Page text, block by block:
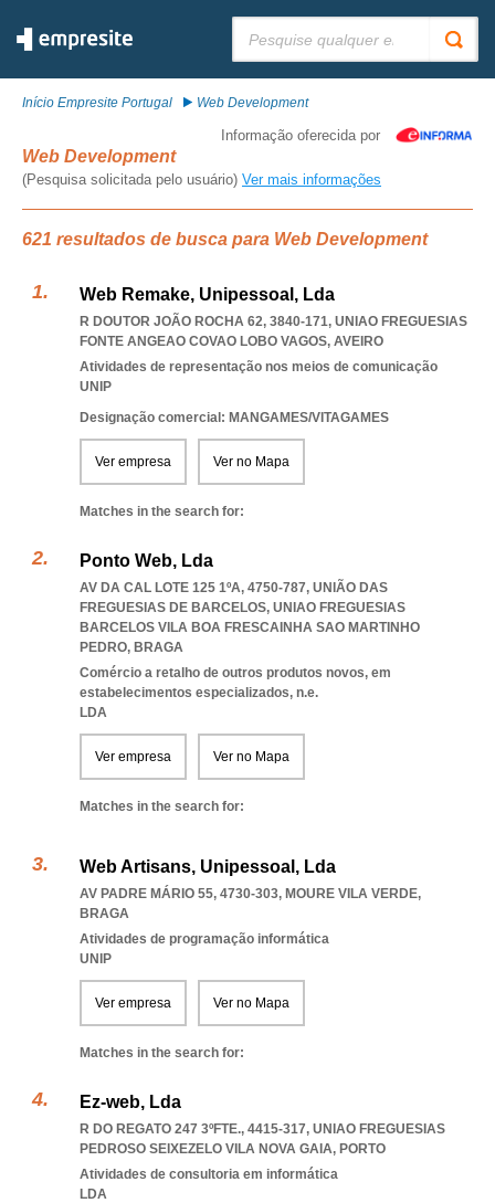
Início Empresite Portugal Web Development
Informação oferecida por
Web Development
(Pesquisa solicitada pelo usuário) Ver mais informações
621 resultados de busca para Web Development
Web Remake, Unipessoal, Lda
R DOUTOR JOÃO ROCHA 62, 3840-171, UNIAO FREGUESIAS
FONTE ANGEAO COVAO LOBO VAGOS, AVEIRO
Atividades de representação nos meios de comunicação
UNIP
Designação comercial: MANGAMES/VITAGAMES
Ver empresa Ver no Mapa
Matches in the search for:
Ponto Web, Lda
AV DA CAL LOTE 125 1ºA, 4750-787, UNIÃO DAS
FREGUESIAS DE BARCELOS, UNIAO FREGUESIAS
BARCELOS VILA BOA FRESCAINHA SAO MARTINHO
PEDRO, BRAGA
Comércio a retalho de outros produtos novos, em
estabelecimentos especializados, n.e.
LDA
Ver empresa Ver no Mapa
Matches in the search for:
Web Artisans, Unipessoal, Lda
AV PADRE MÁRIO 55, 4730-303, MOURE VILA VERDE,
BRAGA
Atividades de programação informática
UNIP
Ver empresa Ver no Mapa
Matches in the search for:
Ez-web, Lda
R DO REGATO 247 3ºFTE., 4415-317, UNIAO FREGUESIAS
PEDROSO SEIXEZELO VILA NOVA GAIA, PORTO
Atividades de consultoria em informática
LDA